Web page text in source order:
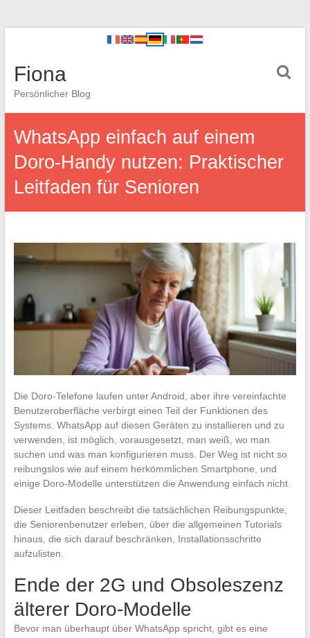
Fiona
Persönlicher Blog
WhatsApp einfach auf einem
Doro-Handy nutzen: Praktischer
Leitfaden für Senioren
Die Doro-Telefone laufen unter Android, aber ihre vereinfachte
Benutzeroberfläche verbirgt einen Teil der Funktionen des
Systems. WhatsApp auf diesen Geräten zu installieren und zu
verwenden, ist möglich, vorausgesetzt, man weiß, wo man
suchen und was man konfigurieren muss. Der Weg ist nicht so
reibungslos wie auf einem herkömmlichen Smartphone, und
einige Doro-Modelle unterstützen die Anwendung einfach nicht.
Dieser Leitfaden beschreibt die tatsächlichen Reibungspunkte,
die Seniorenbenutzer erleben, über die allgemeinen Tutorials
hinaus, die sich darauf beschränken, Installationsschritte
aufzulisten.
Ende der 2G und Obsoleszenz
älterer Doro-Modelle
Bevor man überhaupt über WhatsApp spricht, gibt es eine